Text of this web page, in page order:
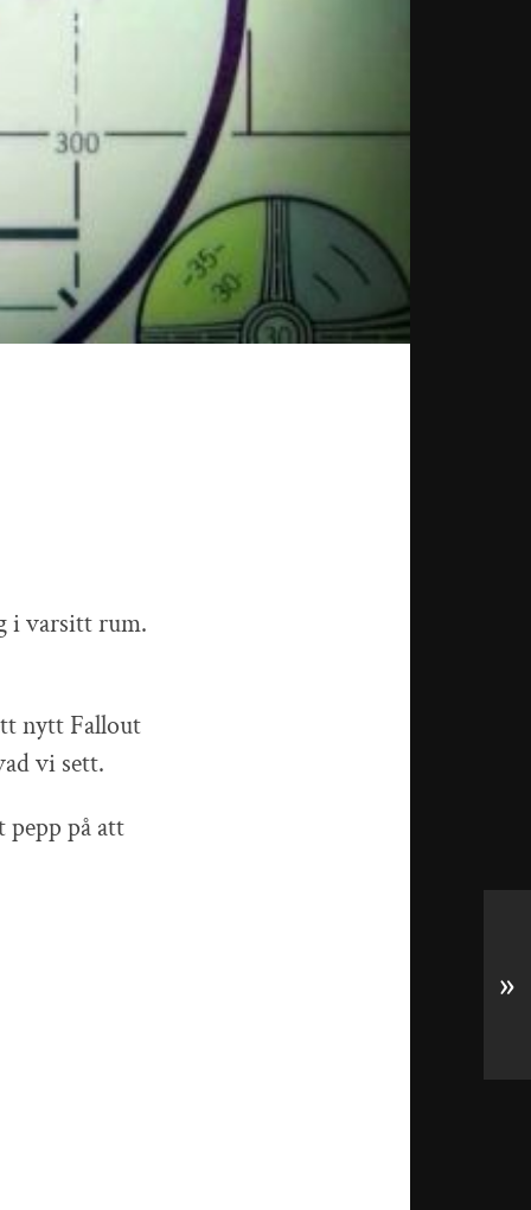
i varsitt rum.
nytt Fallout
vi sett.
pepp på att
»